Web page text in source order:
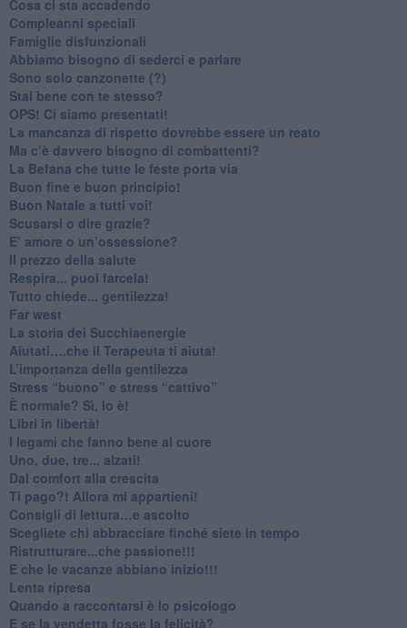
​Cosa ci sta accadendo
​Compleanni speciali
​Famiglie disfunzionali
​Abbiamo bisogno di sederci e parlare
Sono solo canzonette (?)
​Stai bene con te stesso?
​OPS! Ci siamo presentati!
​La mancanza di rispetto dovrebbe essere un reato
​Ma c’è davvero bisogno di combattenti?
​La Befana che tutte le feste porta via
Buon fine e buon principio!
​Buon Natale a tutti voi!
​Scusarsi o dire grazie?
​E’ amore o un’ossessione?
​Il prezzo della salute
​Respira... puoi farcela!
​Tutto chiede... gentilezza!
​Far west
​La storia dei Succhiaenergie
​Aiutati….che il Terapeuta ti aiuta!
​L’importanza della gentilezza
​Stress “buono” e stress “cattivo”
​È normale? Sì, lo è!
​Libri in libertà!
​I legami che fanno bene al cuore
Uno, due, tre... alzati!​
​Dal comfort alla crescita
​Ti pago?! Allora mi appartieni!​
​Consigli di lettura…e ascolto
​Scegliete chi abbracciare finché siete in tempo
​Ristrutturare...che passione!!!
​E che le vacanze abbiano inizio!!!
​Lenta ripresa
​Quando a raccontarsi è lo psicologo
​E se la vendetta fosse la felicità?